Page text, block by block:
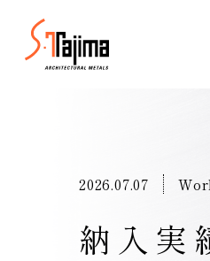
2026.07.07
納入